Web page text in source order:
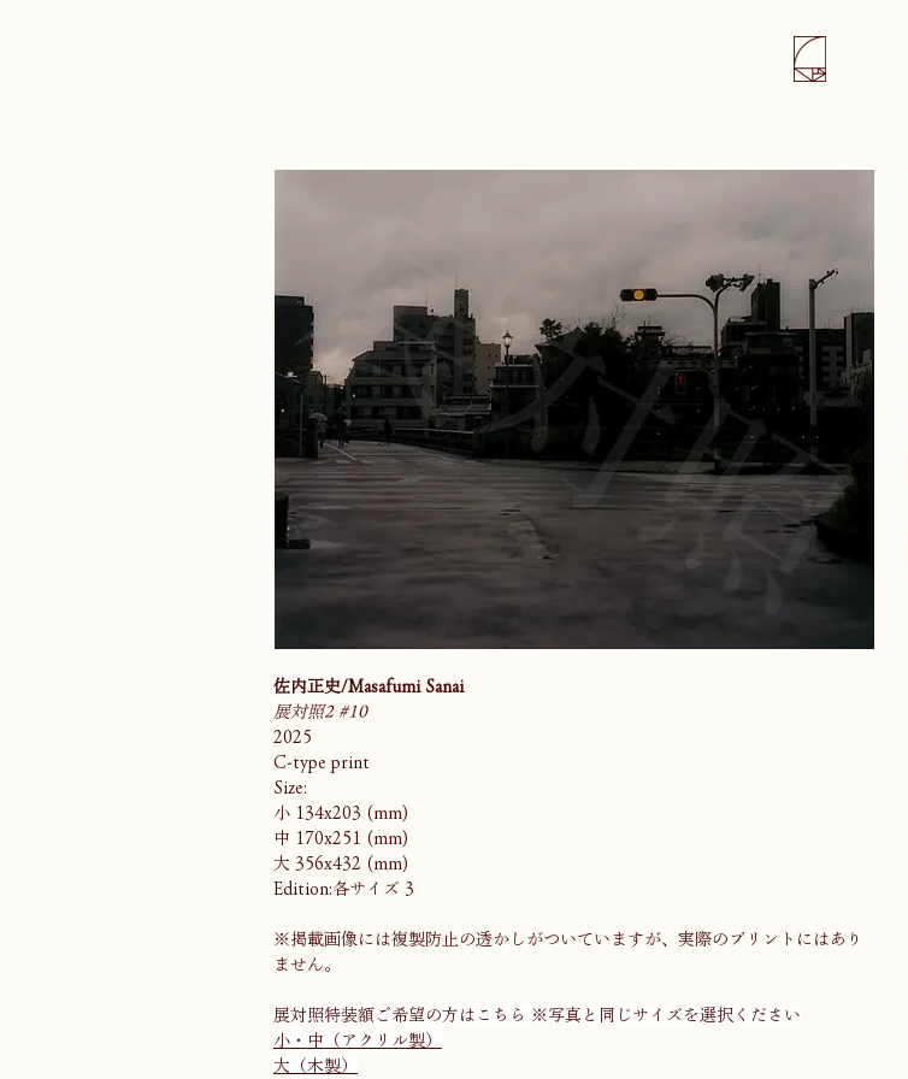
佐内正史/Masafumi Sanai
展対照2 #10
2025
C-type print
Size:
小 134x203 (mm)
中 170x251 (mm)
大 356x432 (mm)
Edition:各サイズ 3
※掲載画像には複製防止の透かしがついていますが、実際のプリントにはあり
ません。
展対照特装額ご希望の方はこちら ※写真と同じサイズを選択ください
小・中（アクリル製）
大（木製）